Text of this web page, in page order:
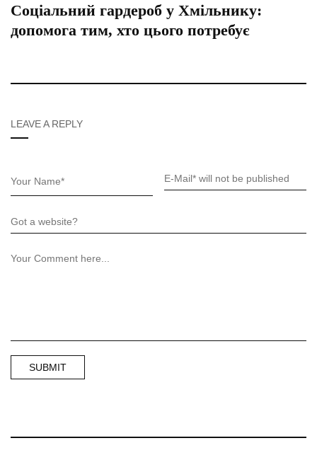
Соціальний гардероб у Хмільнику:
допомога тим, хто цього потребує
LEAVE A REPLY